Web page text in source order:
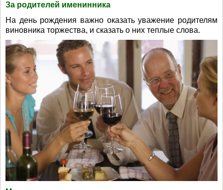
За родителей именинника
На день рождения важно оказать уважение родителям
виновника торжества, и сказать о них теплые слова.